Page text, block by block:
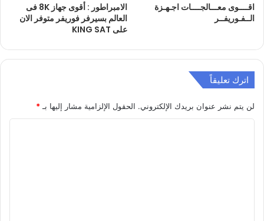
اقــــوى معـــالجــــات اجـهـزة
الــفـوريفــر
الامبراطور : أقوى جهاز 8K فى
العالم بسيرفر فوريفر متوفر الان
على KING SAT
اترك تعليقاً
لن يتم نشر عنوان بريدك الإلكتروني. الحقول الإلزامية مشار إليها بـ *